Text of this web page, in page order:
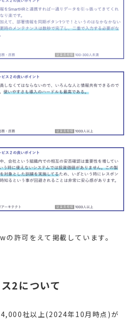
許可をえて掲載しています。
2について
社以上(2024年10月時点)が